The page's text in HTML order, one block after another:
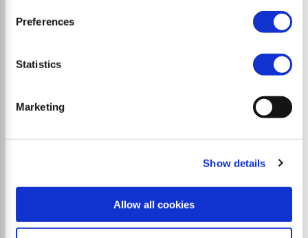
Preferences
Statistics
Marketing
Show details
Allow all cookies
Самый большой лесохозяйственный